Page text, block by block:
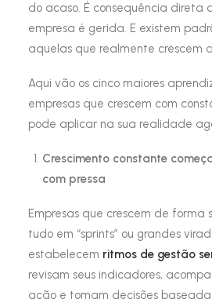
do acaso. É consequência direta
empresa é gerida. E existem
aquelas que realmente crescem
Aqui vão os cinco maiores
empresas que crescem com
pode aplicar na sua realidade
Crescimento constante
com pressa
Empresas que crescem de forma
tudo em “sprints” ou grandes
estabelecem ritmos de gestão
revisam seus indicadores,
ação e tomam decisões